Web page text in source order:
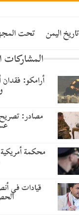
تاريخ اليمن تحت
المشاركات
مصادر: تصريح
قيادات في